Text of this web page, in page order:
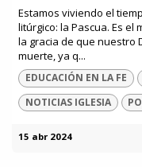
Estamos viviendo el
litúrgico: la Pascua. Es el
la gracia de que nuestro
muerte, ya q...
EDUCACIÓN EN LA FE
NOTICIAS IGLESIA
15 abr 2024